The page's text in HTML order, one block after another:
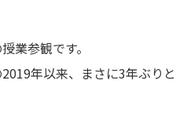
業参観です。
年以来、まさに3年ぶりと